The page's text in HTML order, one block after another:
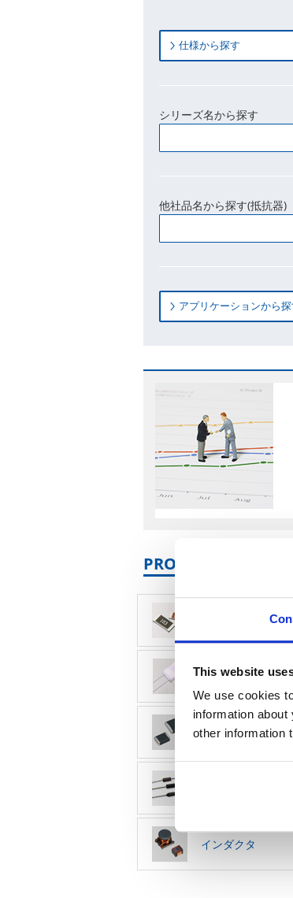
This website
We use cookies
information
other information
仕様から探す
シリーズ名から探す
他社品名から探す(抵抗器)
アプリケーションから
PRODUCTS
温度センサ・サー
バリスタ
インダクタ